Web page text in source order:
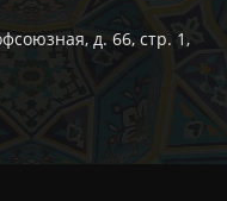
д. 66, стр. 1,